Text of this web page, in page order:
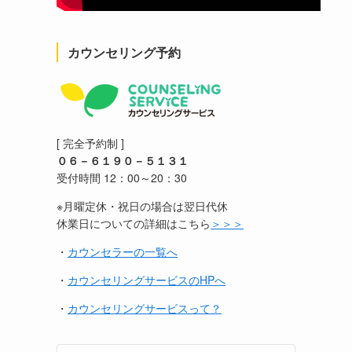
カウンセリング予約
[ 完全予約制 ]
０６－６１９０－５１３１
受付時間 12：00～20：30
※月曜定休・祝日の場合は翌日代休
休業日についての詳細はこちら ＞＞＞
・ カウンセラーの一覧へ
・ カウンセリングサービスのHPへ
・ カウンセリングサービスって？